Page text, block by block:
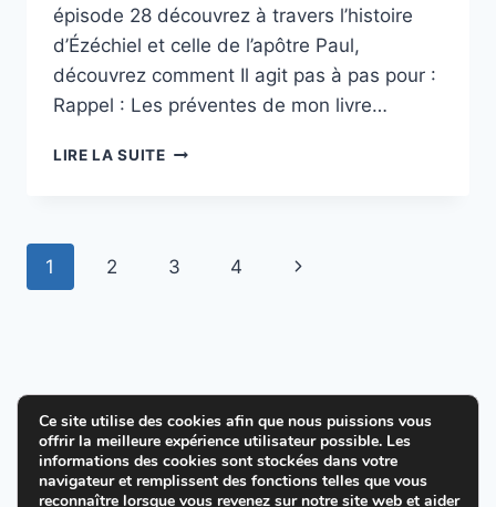
épisode 28 découvrez à travers l’histoire
d’Ézéchiel et celle de l’apôtre Paul,
découvrez comment Il agit pas à pas pour :
Rappel : Les préventes de mon livre…
LIRE LA SUITEÉPISODE
JOIE
Navigation
1 2 3 4
Page
© 2026 Cultiver la joie en Dieu - Thème
WordPress parKadence WP
Ce site utilise des cookies afin que nous puissions vous
offrir la meilleure expérience utilisateur possible. Les
informations des cookies sont stockées dans votre
navigateur et remplissent des fonctions telles que vous
reconnaître lorsque vous revenez sur notre site web et aider